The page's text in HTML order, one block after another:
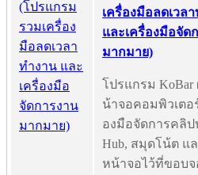
เครื่องมือลดเวล
และเครื่องมือจัด
มากมาย)
โปรแกรม
น้าจอคอมพิวเตอ
องมือจัดการคลิป
Hub, สมุดโน้ต แ
หน้าจอไว้ที่ขอบ